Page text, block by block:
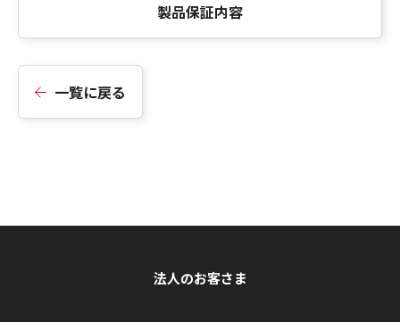
製品保証内容
一覧に戻る
法人のお客さま